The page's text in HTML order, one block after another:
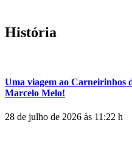
História
Uma viagem ao Carneirinhos
Marcelo Melo!
28 de julho de 2026 às 11:22 h